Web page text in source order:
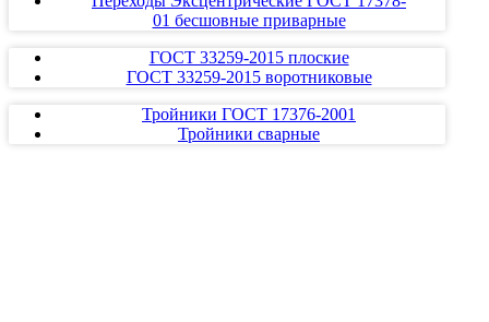
01 бесшовные приварные
ГОСТ 33259-2015 плоские
ГОСТ 33259-2015 воротниковые
Тройники ГОСТ 17376-2001
Тройники сварные